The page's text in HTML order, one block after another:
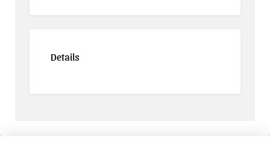
Details